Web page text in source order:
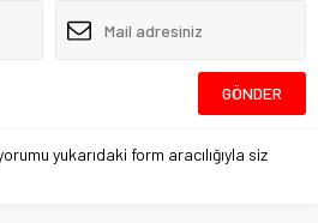
yukarıdaki form aracılığıyla siz